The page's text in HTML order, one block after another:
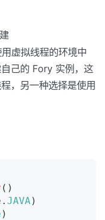
虚拟线程的环境中
己的 Fory 实例，这
，另一种选择是使用
( )
. JAVA )
)